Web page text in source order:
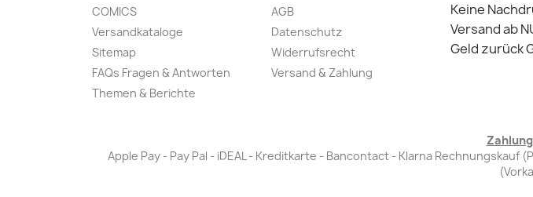
COMICS
Versandkataloge
Sitemap
FAQs Fragen & Antworten
Themen & Berichte
AGB
Datenschutz
Widerrufsrecht
Versand & Zahlung
Keine
Versand ab
Geld zurück
Apple Pay - Pay Pal - iDEAL - Kreditkarte - Bancontact - Klarna